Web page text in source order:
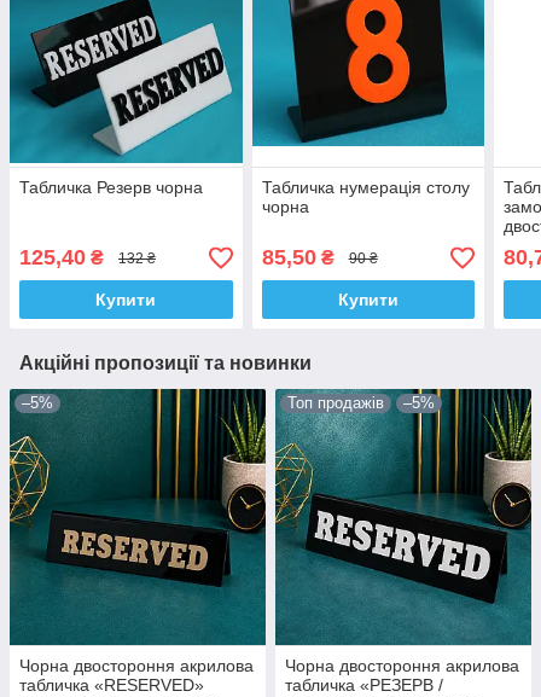
Табличка Резерв чорна
125,40 ₴ 132 ₴
Купити
Табличка нумерація столу
чорна
85,50₴ 90 ₴
Купити
Акційні пропозиції та новинки
–5%
Чорна двостороння акрилова
табличка «RESERVED»
Топ продажів –5%
Чорна двостороння акрилова
табличка «РЕЗЕРВ /